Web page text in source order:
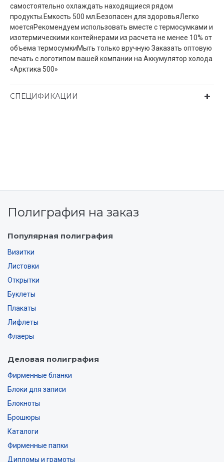
самостоятельно охлаждать находящиеся рядом
продукты.Емкость 500 мл.Безопасен для здоровьяЛегко
моетсяРекомендуем использовать вместе с термосумками и
изотермическими контейнерами из расчета не менее 10% от
объема термосумкиМыть только вручную Заказать оптовую
печать с логотипом вашей компании на Аккумулятор холода
«Арктика 500»
СПЕЦИФИКАЦИИ
Полиграфия на заказ
Популярная полиграфия
Визитки
Листовки
Открытки
Буклеты
Плакаты
Лифлеты
Флаеры
Деловая полиграфия
Фирменные бланки
Блоки для записи
Блокноты
Брошюры
Каталоги
Фирменные папки
Дипломы и грамоты